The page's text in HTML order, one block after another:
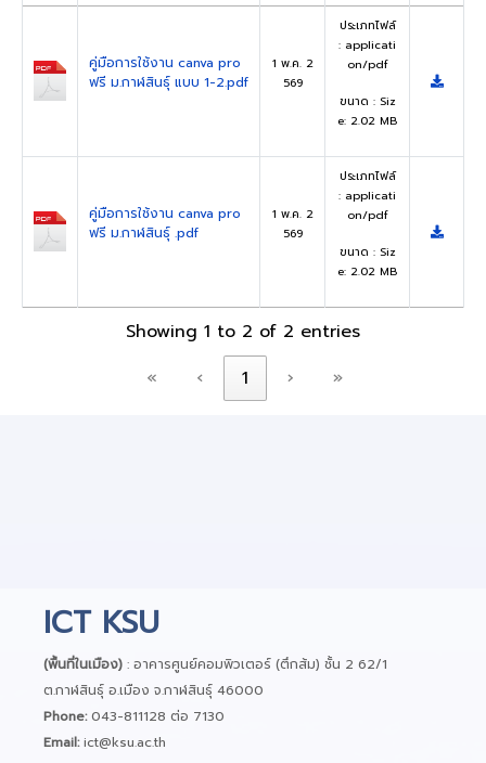
คู่มือการใช้งาน canva pro
ฟรี ม.กาฬสินธุ์ แบบ 1-2.pdf
1 พ.ค. 2
569
ประเภทไฟล์
: applicati
on/pdf
ขนาด : Siz
e: 2.02 MB
คู่มือการใช้งาน canva pro
ฟรี ม.กาฬสินธุ์ .pdf
1 พ.ค. 2
569
ประเภทไฟล์
: applicati
on/pdf
ขนาด : Siz
e: 2.02 MB
Showing 1 to 2 of 2 entries
«
‹ 1 › »
ICT KSU
(พื้นที่ในเมือง) : อาคารศูนย์คอมพิวเตอร์ (ตึกส้ม) ชั้น 2 62/1
ต.กาฬสินธุ์ อ.เมือง จ.กาฬสินธุ์ 46000
Phone:043-811128 ต่อ 7130
Email:ict@ksu.ac.th